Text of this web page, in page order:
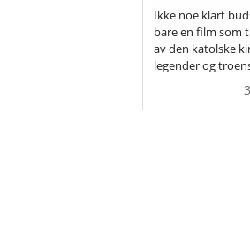
Ikke noe klart
bare en film som
av den katolske
legender og
3